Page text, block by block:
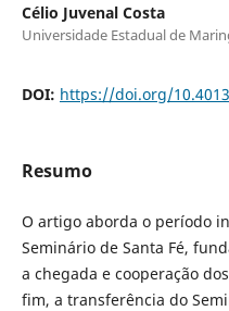
Célio Juvenal Costa
Universidade Estadual de
DOI: https://doi.org/
Resumo
O artigo aborda o período
Seminário de Santa Fé,
a chegada e cooperação
fim, a transferência do